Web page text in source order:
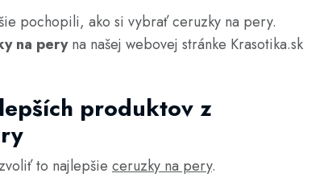
pochopili, ako si vybrať ceruzky na pery.
na peryna našej webovej stránke Krasotika.sk
produktov z
to najlepšie ceruzky na pery.